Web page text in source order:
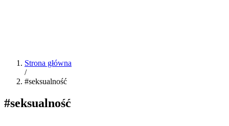
Strona główna
/
#seksualność
#seksualność